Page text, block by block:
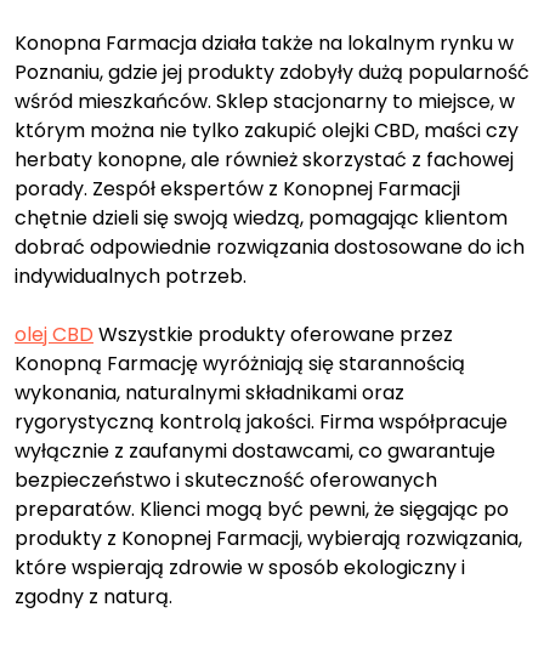
Konopna Farmacja działa także na lokalnym rynku w
Poznaniu, gdzie jej produkty zdobyły dużą popularność
wśród mieszkańców. Sklep stacjonarny to miejsce, w
którym można nie tylko zakupić olejki CBD, maści czy
herbaty konopne, ale również skorzystać z fachowej
porady. Zespół ekspertów z Konopnej Farmacji
chętnie dzieli się swoją wiedzą, pomagając klientom
dobrać odpowiednie rozwiązania dostosowane do ich
indywidualnych potrzeb.
olej CBD Wszystkie produkty oferowane przez
Konopną Farmację wyróżniają się starannością
wykonania, naturalnymi składnikami oraz
rygorystyczną kontrolą jakości. Firma współpracuje
wyłącznie z zaufanymi dostawcami, co gwarantuje
bezpieczeństwo i skuteczność oferowanych
preparatów. Klienci mogą być pewni, że sięgając po
produkty z Konopnej Farmacji, wybierają rozwiązania,
które wspierają zdrowie w sposób ekologiczny i
zgodny z naturą.